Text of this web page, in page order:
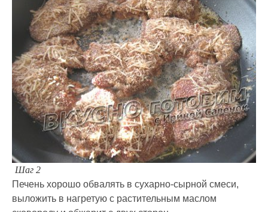
Шаг 2
Печень хорошо обвалять в сухарно-сырной смеси,
выложить в нагретую с растительным маслом